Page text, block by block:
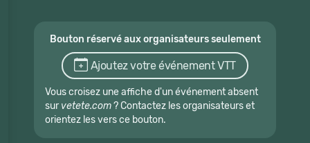
Bouton réservé aux organisateurs seulement
Ajoutez votre événement VTT
Vous croisez une affiche d'un événement absent
sur vetete.com? Contactez les organisateurs et
orientez les vers ce bouton.